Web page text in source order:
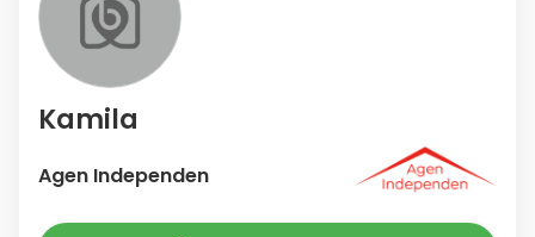
Kamila
Agen Independen